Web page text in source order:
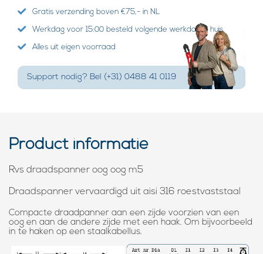
Gratis verzending boven €75,- in NL
Werkdag voor 15:00 besteld volgende werkdag in huis
Alles uit eigen voorraad
Support nodig? Bel (+31) 0488 41 0119
Product informatie
Rvs draadspanner oog oog m5
Draadspanner vervaardigd uit aisi 316 roestvaststaal
Compacte draadpanner aan een zijde voorzien van een
oog en aan de andere zijde met een haak. Om bijvoorbeeld
in te haken op een staalkabellus.